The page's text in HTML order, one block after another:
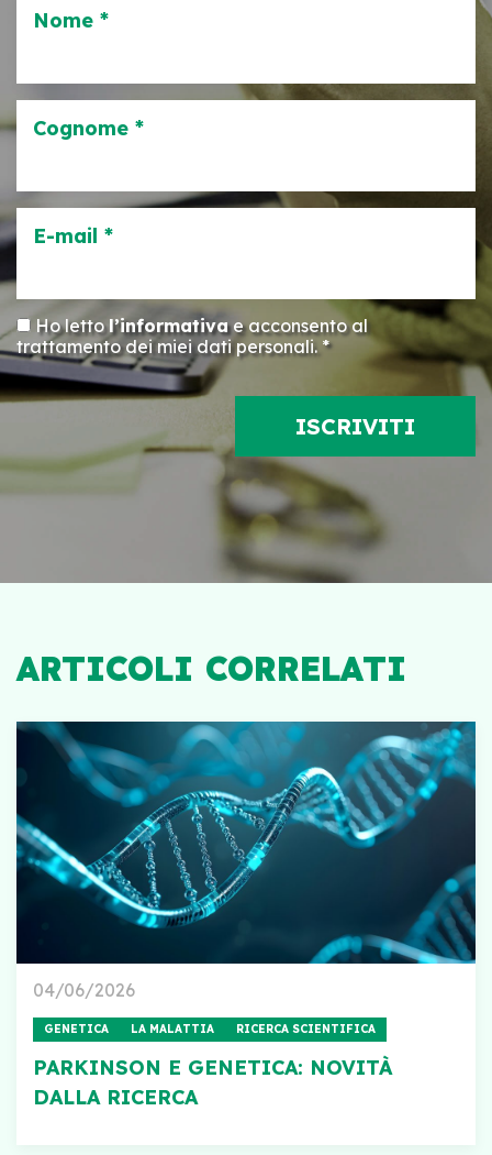
Nome *
Cognome *
E-mail *
Ho lettol’informativae acconsento al
trattamento dei miei dati personali. *
ARTICOLI CORRELATI
04/06/2026
GENETICA LA MALATTIA RICERCA SCIENTIFICA
PARKINSON E GENETICA: NOVITÀ
DALLA RICERCA